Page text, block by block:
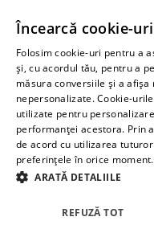
info@joybex.ro
Linkuri utile
Cont
Informații
Toate drepturile
Încearcă cookie-
Folosim cookie-uri pentru a
și, cu acordul tău, pentru a
măsura conversiile și a
nepersonalizate. Cookie-
utilizate pentru
performanței acestora. Prin
de acord cu utilizarea
preferințele în orice moment.
ARATĂ DETALIILE
REFUZĂ TOT